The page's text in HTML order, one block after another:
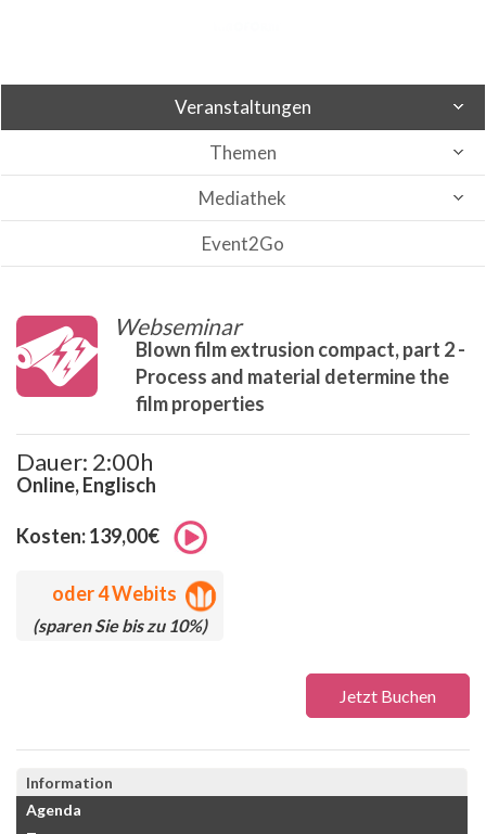
Veranstaltungen
Themen
Mediathek
Event2Go
Webseminar
Blown film extrusion compact, part 2 -
Process and material determine the
film properties
Dauer: 2:00h
Online, Englisch
Kosten: 139,00€
oder4 Webits
(sparen Sie bis zu 10%)
Jetzt Buchen
Information
Agenda